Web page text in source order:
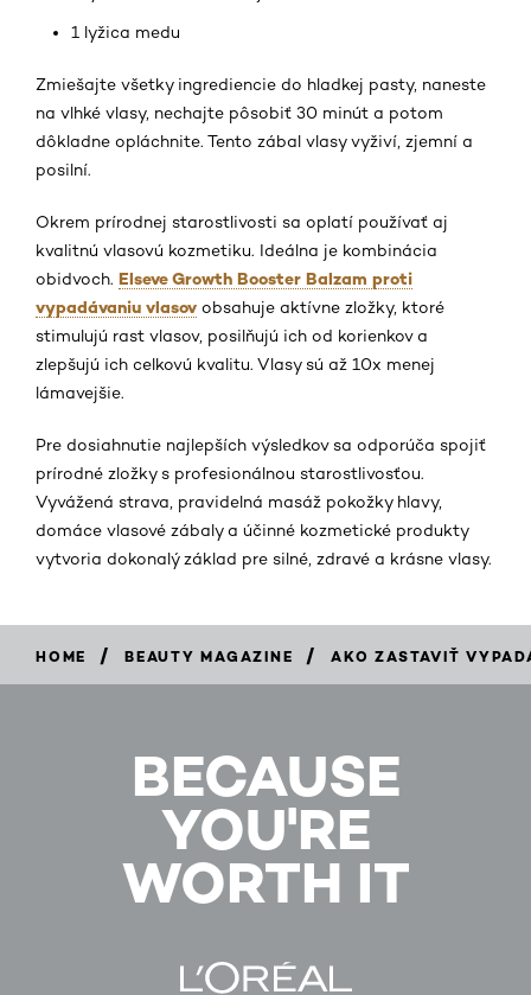
1 lyžica medu
Zmiešajte všetky ingrediencie do hladkej pasty, naneste
na vlhké vlasy, nechajte pôsobiť 30 minút a potom
dôkladne opláchnite. Tento zábal vlasy vyživí, zjemní a
posilní.
Okrem prírodnej starostlivosti sa oplatí používať aj
kvalitnú vlasovú kozmetiku. Ideálna je kombinácia
obidvoch. Elseve Growth Booster Balzam proti
vypadávaniu vlasov obsahuje aktívne zložky, ktoré
stimulujú rast vlasov, posilňujú ich od korienkov a
zlepšujú ich celkovú kvalitu. Vlasy sú až 10x menej
lámavejšie.
Pre dosiahnutie najlepších výsledkov sa odporúča spojiť
prírodné zložky s profesionálnou starostlivosťou.
Vyvážená strava, pravidelná masáž pokožky hlavy,
domáce vlasové zábaly a účinné kozmetické produkty
vytvoria dokonalý základ pre silné, zdravé a krásne vlasy.
HOME / BEAUTY MAGAZINE / AKO ZASTAVIŤ
BECAUSE
YOU'RE
WORTH IT